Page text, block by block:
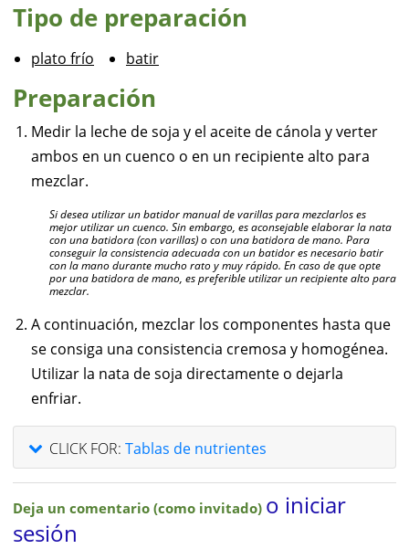
Tipo de preparación
plato frío batir
Preparación
Medir la leche de soja y el aceite de cánola y verter
ambos en un cuenco o en un recipiente alto para
mezclar.
Si desea utilizar un batidor manual de varillas para mezclarlos es
mejor utilizar un cuenco. Sin embargo, es aconsejable elaborar la nata
con una batidora (con varillas) o con una batidora de mano. Para
conseguir la consistencia adecuada con un batidor es necesario batir
con la mano durante mucho rato y muy rápido. En caso de que opte
por una batidora de mano, es preferible utilizar un recipiente alto para
mezclar.
A continuación, mezclar los componentes hasta que
se consiga una consistencia cremosa y homogénea.
Utilizar la nata de soja directamente o dejarla
enfriar.
CLICK FOR: Tablas de nutrientes
Deja un comentario (como invitado) o iniciar
sesión